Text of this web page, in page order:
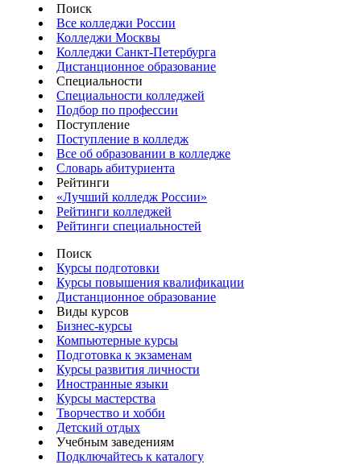
Поиск
Все колледжи России
Колледжи Москвы
Колледжи Санкт-Петербурга
Дистанционное образование
Специальности
Специальности колледжей
Подбор по профессии
Поступление
Поступление в колледж
Все об образовании в колледже
Словарь абитуриента
Рейтинги
«Лучший колледж России»
Рейтинги колледжей
Рейтинги специальностей
Поиск
Курсы подготовки
Курсы повышения квалификации
Дистанционное образование
Виды курсов
Бизнес-курсы
Компьютерные курсы
Подготовка к экзаменам
Курсы развития личности
Иностранные языки
Курсы мастерства
Творчество и хобби
Детский отдых
Учебным заведениям
Подключайтесь к каталогу